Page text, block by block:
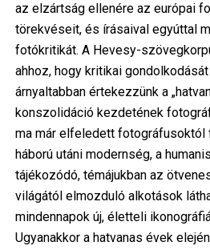
az elzártság ellenére az európai
törekvéseit, és írásaival egyúttal
fotókritikát. A Hevesy-
ahhoz, hogy kritikai
árnyaltabban értekezzünk a
konszolidáció kezdetének
ma már elfeledett fotográfusoktól
háború utáni modernség, a
tájékozódó, témájukban az
világától elmozduló alkotások
mindennapok új, életteli
Ugyanakkor a hatvanas évek